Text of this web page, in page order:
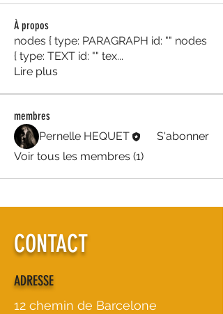
À propos
nodes { type: PARAGRAPH id: "" nodes
{ type: TEXT id: "" tex...
Lire plus
membres
Pernelle HEQUET
S'abonner
Voir tous les membres (1)
CONTACT
ADRESSE
12 chemin de Barcelone